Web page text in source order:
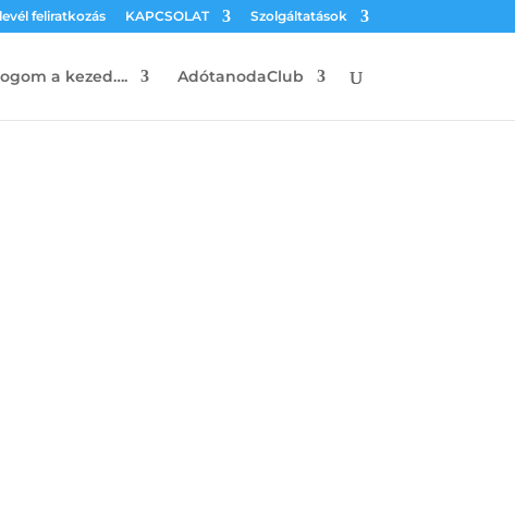
feliratkozás KAPCSOLAT Szolgáltatások
a kezed…. AdótanodaClub